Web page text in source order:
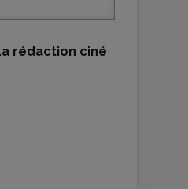
rédaction ciné